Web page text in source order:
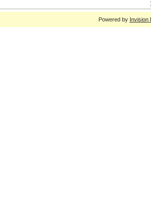
Powered by Invision